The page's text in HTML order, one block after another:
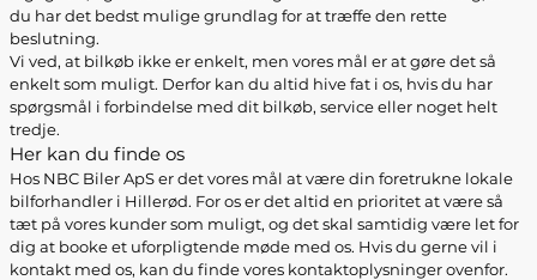
du har det bedst mulige grundlag for at træffe den rette
beslutning.
Vi ved, at bilkøb ikke er enkelt, men vores mål er at gøre det så
enkelt som muligt. Derfor kan du altid hive fat i os, hvis du har
spørgsmål i forbindelse med dit bilkøb, service eller noget helt
tredje.
Her kan du finde os
Hos NBC Biler ApS er det vores mål at være din foretrukne lokale
bilforhandler i Hillerød. For os er det altid en prioritet at være så
tæt på vores kunder som muligt, og det skal samtidig være let for
dig at booke et uforpligtende møde med os. Hvis du gerne vil i
kontakt med os, kan du finde vores kontaktoplysninger ovenfor.